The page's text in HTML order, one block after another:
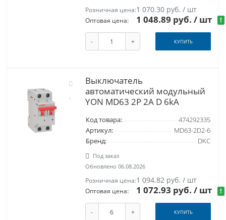
Розничная цена:1 070.30 руб. / шт
Оптовая цена: 1 048.89 руб./ шт !
- + КУПИТЬ
Выключатель
автоматический модульный
YON MD63 2P 2А D 6kA
Код товара:
474292335
Артикул:
MD63-2D2-6
Бренд:
DKC
Под заказ
Обновлено 06.08.2026
Розничная цена:1 094.82 руб. / шт
Оптовая цена: 1 072.93 руб./ шт !
- + КУПИТЬ